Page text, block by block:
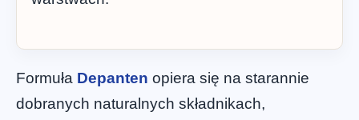
Formuła Depanten opiera się na starannie
dobranych naturalnych składnikach,